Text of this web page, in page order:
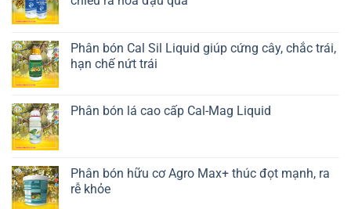
Phân bón Cal Sil Liquid giúp cứng cây, chắc trái,
hạn chế nứt trái
Phân bón lá cao cấp Cal-Mag Liquid
Phân bón hữu cơ Agro Max+ thúc đọt mạnh, ra
rễ khỏe